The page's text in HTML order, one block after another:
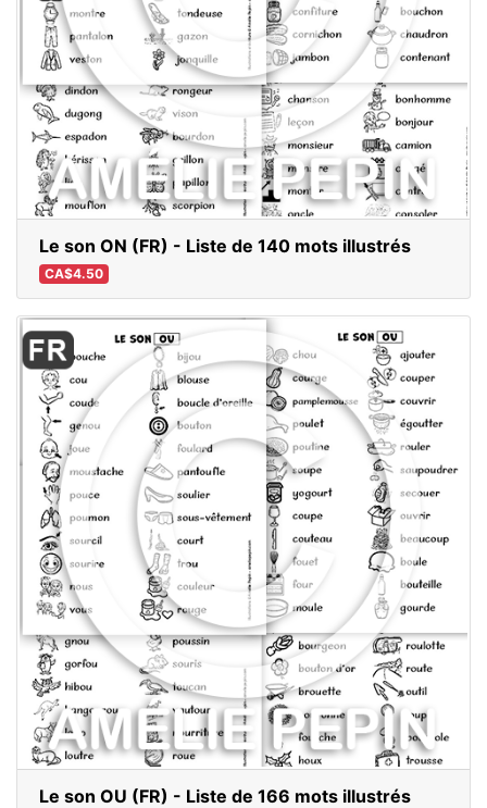
Le son ON (FR) - Liste de 140 mots illustrés
CA$4.50
Le son OU (FR) - Liste de 166 mots illustrés